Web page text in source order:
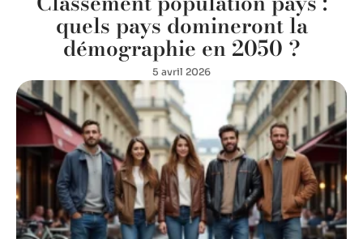
quels pays domineront la
démographie en 2050 ?
5 avril 2026